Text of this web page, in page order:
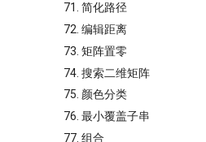
71. 简化路径
72. 编辑距离
73. 矩阵置零
74. 搜索二维矩阵
75. 颜色分类
76. 最小覆盖子串
77. 组合